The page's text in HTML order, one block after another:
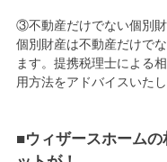
③不動産だけでない個別
個別財産は不動産だけで
ます。提携税理士による
用方法をアドバイスいたし
■ウィザースホーム